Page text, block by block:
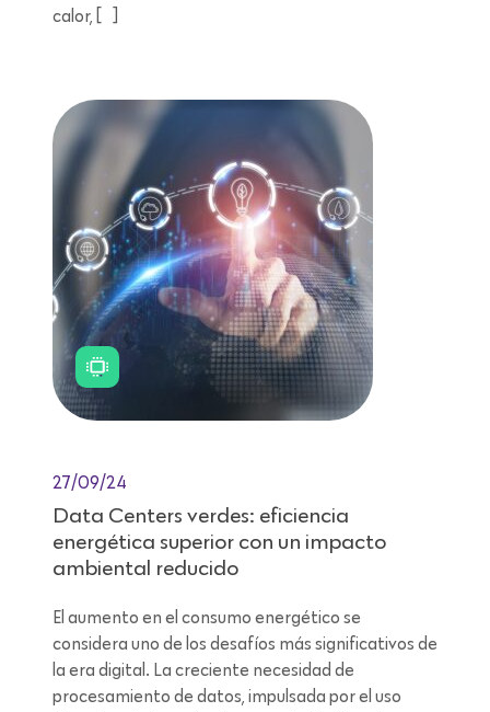
calor, […]
27/09/24
Data Centers verdes: eficiencia
energética superior con un impacto
ambiental reducido
El aumento en el consumo energético se
considera uno de los desafíos más significativos de
la era digital. La creciente necesidad de
procesamiento de datos, impulsada por el uso